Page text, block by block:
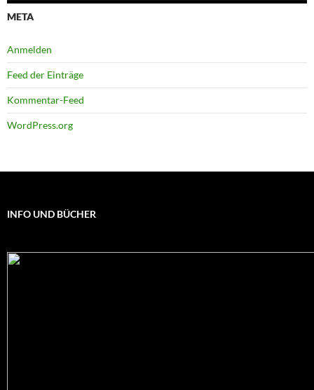
META
Anmelden
Feed der Einträge
Kommentar-Feed
WordPress.org
INFO UND BÜCHER